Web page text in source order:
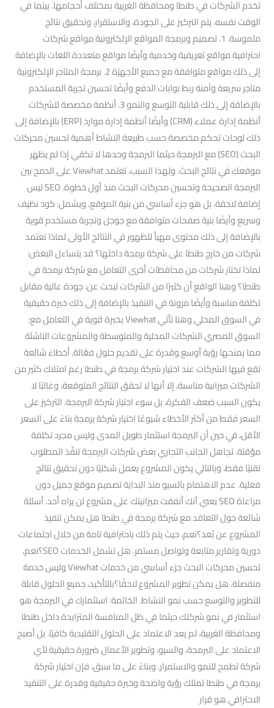
تخدم الشركات في طنطا ومحافظة الغربية بمختلف أحجامها. بينما في
الوقت نفسه، يتم التركيز على الجودة، والاستقرار، وتحقيق نتائج
ملموسة. 1. تصميم وبرمجة المواقع الإلكترونية مواقع شركات
احترافية مواقع تعريفية وخدمية وأيضًا مواقع متعددة اللغات بالإضافة
إلى ذلك مواقع متوافقة مع جميع الأجهزة 2. برمجة المتاجر الإلكترونية
متاجر سريعة وآمنة ربط بوابات الدفع وأيضًا تحسين تجربة المستخدم
بالإضافة إلى ذلك قابلية التوسع والنمو 3. أنظمة مخصصة للشركات
أنظمة إدارة عملاء (CRM) وأيضًا أنظمة إدارة موارد (ERP) بالإضافة إلى
ذلك لوحات تحكم مخصصة حسب طبيعة النشاط أهمية تحسين محركات
البحث (SEO) مع البرمجة حيثما البرمجة وحدها لا تكفي إذا لم يظهر
موقعك في نتائج البحث. ولهذا السبب، تعتمد Viewhat على الدمج بين
البرمجة الصحيحة وتحسين محركات البحث منذ أول خطوة. SEO ليس
إضافة لاحقة، بل هو جزء أساسي من بنية الموقع، ويشمل: كود نظيف
وسريع وأيضًا بنية صفحات متوافقة مع جوجل وتجربة مستخدم قوية
بالإضافة إلى ذلك محتوى مهيأ للظهور في النتائج الأولى لماذا تعتمد
شركات من خارج طنطا على شركة برمجة داخلها؟ قد يتساءل البعض:
لماذا تختار شركات من محافظات أخرى التعامل مع شركة برمجة في
طنطا؟ وهنا الواقع أن كثيرًا من الشركات تبحث عن: جودة عالية مقابل
تكلفة مناسبة وأيضًا مرونة في التنفيذ بالإضافة إلى ذلك خبرة حقيقية
في السوق المحلي وهنا تأتي Viewhat بخبرة قوية في التعامل مع:
السوق المصري الشركات المحلية والمتوسطة والمشروعات الناشئة
مما يمنحها رؤية أوسع وقدرة على تقديم حلول فعّالة. أخطاء شائعة
تقع فيها الشركات عند اختيار شركة برمجة في طنطا رغم امتلاك كثير من
الشركات ميزانية مناسبة، إلا أنها لا تحقق النتائج المتوقعة، وغالبًا لا
يكون السبب ضعف الفكرة، بل سوء اختيار شركة البرمجة. التركيز على
السعر فقط من أكثر الأخطاء شيوعًا اختيار شركة برمجة بناءً على السعر
الأقل، في حين أن البرمجة استثمار طويل المدى وليس مجرد تكلفة
مؤقتة. تجاهل الجانب التجاري بعض شركات البرمجة تنفّذ المطلوب
تقنيًا فقط، وبالتالي يكون المشروع يعمل شكليًا دون تحقيق نتائج
فعلية. عدم الاهتمام بالسيو منذ البداية تصميم موقع جميل دون
مراعاة SEO يعني أنك أنفقت ميزانيتك على مشروع لن يراه أحد. أسئلة
شائعة حول التعاقد مع شركة برمجة في طنطا هل يمكن تنفيذ
المشروع عن بُعد؟نعم، حيث يتم ذلك باحترافية تامة من خلال اجتماعات
دورية وتقارير متابعة وتواصل مستمر. هل تشمل الخدمات SEO؟نعم،
تحسين محركات البحث جزء أساسي من خدمات Viewhat وليس خدمة
منفصلة. هل يمكن تطوير المشروع لاحقًا؟بالتأكيد، جميع الحلول قابلة
للتطوير والتوسع حسب نمو النشاط. الخاتمة: استثمارك في البرمجة هو
استثمار في نمو شركتك حيثما في ظل المنافسة المتزايدة داخل طنطا
ومحافظة الغربية، لم يعد الاعتماد على الحلول التقليدية كافيًا. بل أصبح
الاعتماد على البرمجة، والسيو، وتطوير الأعمال ضرورة حقيقية لأي
شركة تطمح للنمو والاستمرار. وبناءً على ما سبق، فإن اختيار شركة
برمجة في طنطا تمتلك رؤية واضحة وخبرة حقيقية وقدرة على التنفيذ
الاحترافي هو قرار